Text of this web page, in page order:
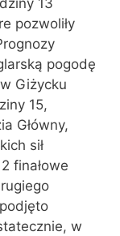
13
pozwoliły
pogodę
Giżycku
15,
Główny,
sił
finałowe
w